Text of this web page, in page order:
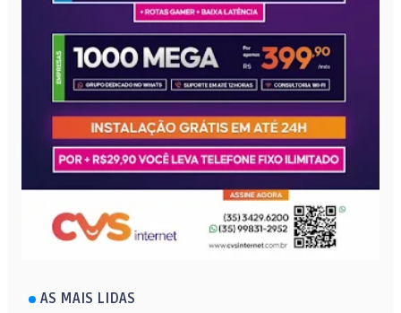
AS MAIS LIDAS